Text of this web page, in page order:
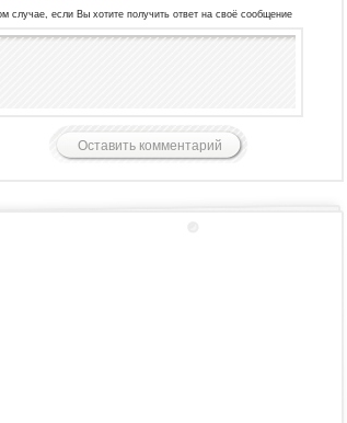
случае, если Вы хотите получить ответ на своё сообщение